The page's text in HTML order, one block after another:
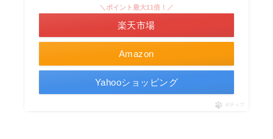
Amazon
＼ポイント最大11倍！／
楽天市場
Yahooショッピング
ポチップ